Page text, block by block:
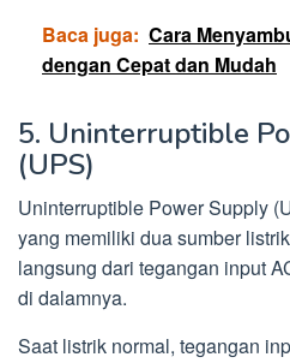
Baca juga: Cara
dengan Cepat dan Mudah
5. Uninterruptible
(UPS)
Uninterruptible Power Supply
yang memiliki dua sumber
langsung dari tegangan input
di dalamnya.
Saat listrik normal, tegangan